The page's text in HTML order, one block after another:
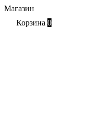
Магазин
Корзина 0